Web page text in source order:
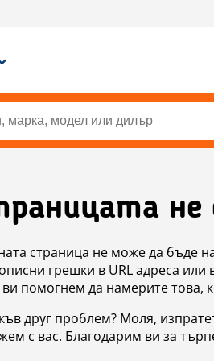
не
страница не може да бъде
грешки в URL адреса или
ви помогнем да намерите това,
друг проблем? Моля,
с вас. Благодарим ви за